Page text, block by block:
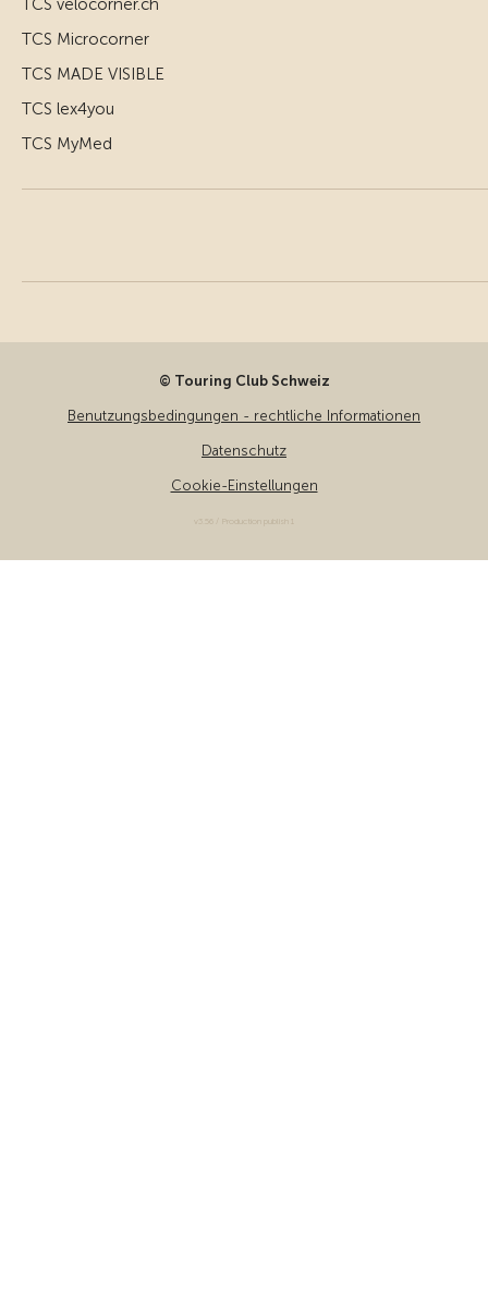
TCS velocorner.ch
TCS Microcorner
TCS MADE VISIBLE
TCS lex4you
TCS MyMed
© Touring Club Schweiz
Benutzungsbedingungen - rechtliche Informationen
Datenschutz
Cookie-Einstellungen
v3.56 / Production publish 1